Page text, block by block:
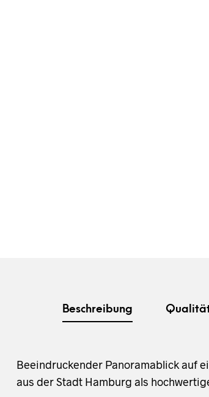
Beschreibung
Beeindruckender Panoramablick auf
aus der Stadt Hamburg als